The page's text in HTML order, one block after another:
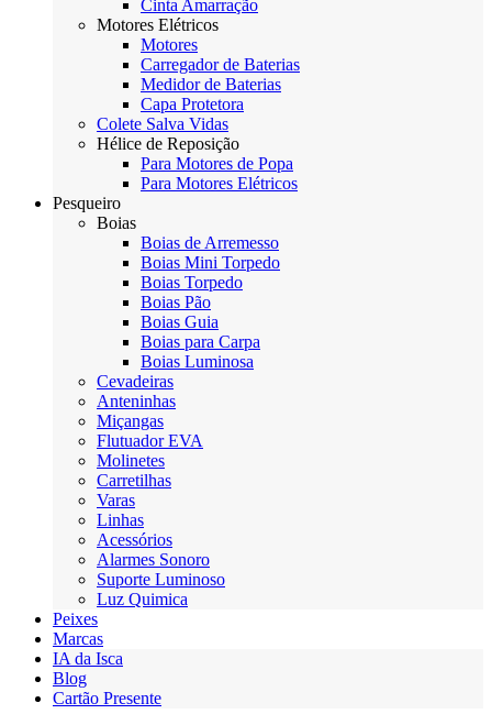
Cinta Amarração
Motores Elétricos
Motores
Carregador de Baterias
Medidor de Baterias
Capa Protetora
Colete Salva Vidas
Hélice de Reposição
Para Motores de Popa
Para Motores Elétricos
Pesqueiro
Boias
Boias de Arremesso
Boias Mini Torpedo
Boias Torpedo
Boias Pão
Boias Guia
Boias para Carpa
Boias Luminosa
Cevadeiras
Anteninhas
Miçangas
Flutuador EVA
Molinetes
Carretilhas
Varas
Linhas
Acessórios
Alarmes Sonoro
Suporte Luminoso
Luz Quimica
Peixes
Marcas
IA da Isca
Blog
Cartão Presente